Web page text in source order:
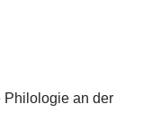
Philologie an der